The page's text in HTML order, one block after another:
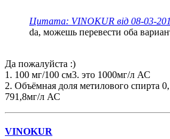
Цитата: VINOKUR від 08-03-
da, можешь перевести оба
Да пожалуйста :)
1. 100 мг/100 см3. это 1000мг/л АС
2. Объёмная доля метилового спирта
791,8мг/л АС
VINOKUR